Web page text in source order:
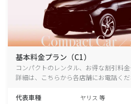
基本料金プラン（C1）
コンパクトのレンタル、お得な割引料
詳細は、こちらから各店舗にお電話くだ
代表車種 ヤリス 等